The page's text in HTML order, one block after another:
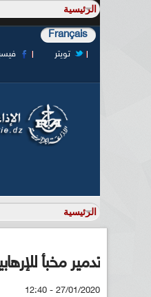
Français
تويتر
تدمير مخبأ
27/01/2020 - 12:40